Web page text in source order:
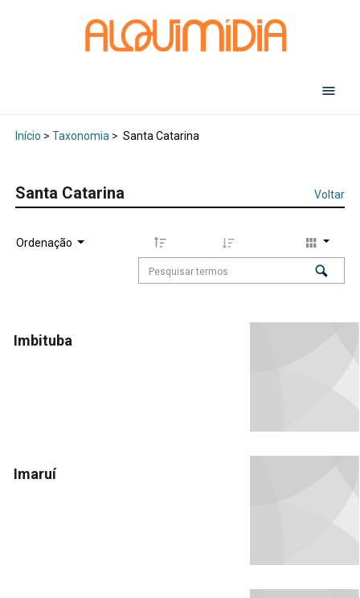
Início > Taxonomia> Santa Catarina
Santa Catarina Voltar
Ordenação
Imbituba
Imaruí